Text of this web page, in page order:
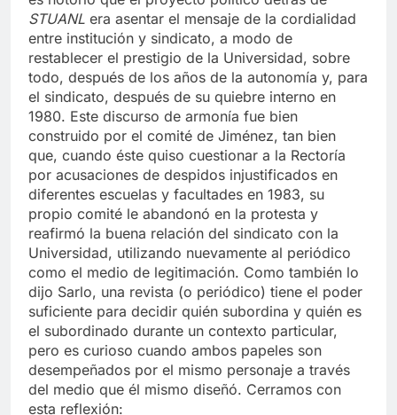
es notorio que el proyecto político detrás de
STUANLera asentar el mensaje de la cordialidad
entre institución y sindicato, a modo de
restablecer el prestigio de la Universidad, sobre
todo, después de los años de la autonomía y, para
el sindicato, después de su quiebre interno en
1980. Este discurso de armonía fue bien
construido por el comité de Jiménez, tan bien
que, cuando éste quiso cuestionar a la Rectoría
por acusaciones de despidos injustificados en
diferentes escuelas y facultades en 1983, su
propio comité le abandonó en la protesta y
reafirmó la buena relación del sindicato con la
Universidad, utilizando nuevamente al periódico
como el medio de legitimación. Como también lo
dijo Sarlo, una revista (o periódico) tiene el poder
suficiente para decidir quién subordina y quién es
el subordinado durante un contexto particular,
pero es curioso cuando ambos papeles son
desempeñados por el mismo personaje a través
del medio que él mismo diseñó. Cerramos con